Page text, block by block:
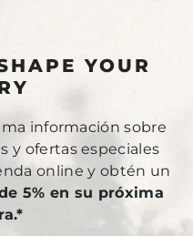
YOUR
información sobre
y ofertas especiales
online y obtén un
5% en su próxima